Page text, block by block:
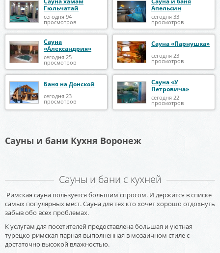
Гюльчатай
сегодня 94
просмотров
Апельсин
сегодня 33
просмотров
Сауна
«Александрия»
сегодня 25
просмотров
Сауна «Парнушка»
сегодня 23
просмотров
Баня на Донской
сегодня 23
просмотров
Сауна «У
Петровича»
сегодня 22
просмотров
Сауны и бани Кухня Воронеж
Сауны и бани с кухней
Римская сауна пользуется большим спросом. И держится в списке
самых популярных мест. Сауна для тех кто хочет хорошо отдохнуть
забыв обо всех проблемах.
К услугам для посетителей предоставлена большая и уютная
турецко-римская парная выполненная в мозаичном стиле с
достаточно высокой влажностью.